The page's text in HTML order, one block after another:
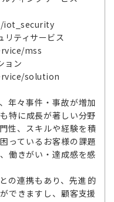
iot_security
リティサービス
mss
ョン
solution
年々事件・事故が増加
特に成長が著しい分野
性、スキルや経験を積
っているお客様の課題
働きがい・達成感を感
の連携もあり、先進的
できますし、顧客支援